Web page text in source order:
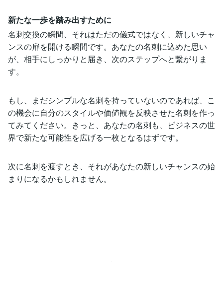
新たな一歩を踏み出すために
名刺交換の瞬間、それはただの儀式ではなく、新しいチャ
ンスの扉を開ける瞬間です。あなたの名刺に込めた思い
が、相手にしっかりと届き、次のステップへと繋がりま
す。
もし、まだシンプルな名刺を持っていないのであれば、こ
の機会に自分のスタイルや価値観を反映させた名刺を作っ
てみてください。きっと、あなたの名刺も、ビジネスの世
界で新たな可能性を広げる一枚となるはずです。
次に名刺を渡すとき、それがあなたの新しいチャンスの始
まりになるかもしれません。